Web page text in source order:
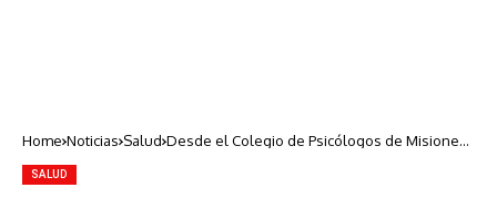
Home Noticias Salud Desde el Colegio de Psicólogos de Misiones
SALUD